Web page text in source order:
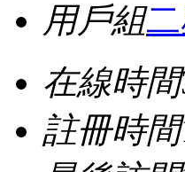
用戶組
在線時間
註冊時間